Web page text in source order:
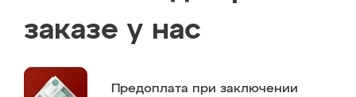
заказе у нас
Предоплата при заключении